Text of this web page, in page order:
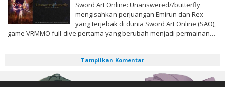
Sword Art Online: Unanswered//butterfly
mengisahkan perjuangan Emirun dan Rex
yang terjebak di dunia Sword Art Online (SAO),
game VRMMO full-dive pertama yang berubah menjadi permainan…
Tampilkan Komentar